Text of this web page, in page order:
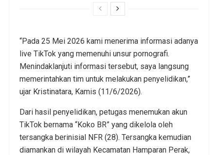
“Pada 25 Mei 2026 kami menerima informasi adanya
live TikTok yang memenuhi unsur pornografi.
Menindaklanjuti informasi tersebut, saya langsung
memerintahkan tim untuk melakukan penyelidikan,”
ujar Kristinatara, Kamis (11/6/2026).
Dari hasil penyelidikan, petugas menemukan akun
TikTok bernama “Koko BR” yang dikelola oleh
tersangka berinisial NFR (28). Tersangka kemudian
diamankan di wilayah Kecamatan Hamparan Perak,